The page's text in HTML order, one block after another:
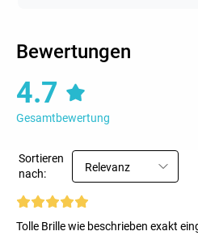
Bewertungen
4.7
Gesamtbewertung
Sortieren
nach:
Relevanz
Tolle Brille wie beschrieben exakt